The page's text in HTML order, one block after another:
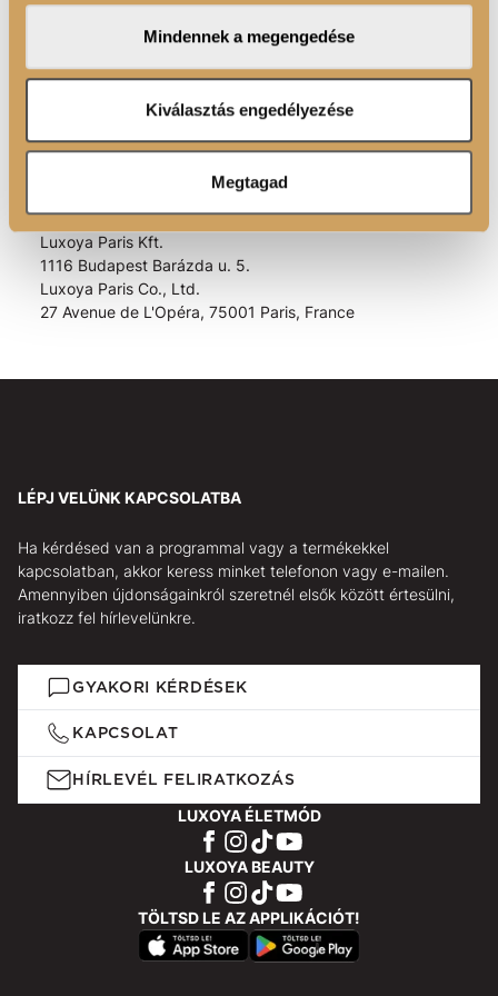
adatait, akik kombinálhatják az adatokat más olyan
adatokkal, amelyeket Ön adott meg számukra vagy az
Ön által használt más szolgáltatásokból gyűjtöttek.
Mindennek a megengedése
Kiválasztás engedélyezése
Megtagad
ÖSSZETEVŐK
személy:
Luxoya Paris Kft.
1116 Budapest Barázda u. 5.
Luxoya Paris Co., Ltd.
27 Avenue de L'Opéra, 75001 Paris, France
LÉPJ VELÜNK KAPCSOLATBA
Ha kérdésed van a programmal vagy a termékekkel
kapcsolatban, akkor keress minket telefonon vagy e-mailen.
Amennyiben újdonságainkról szeretnél elsők között értesülni,
iratkozz fel hírlevelünkre.
GYAKORI KÉRDÉSEK
KAPCSOLAT
HÍRLEVÉL FELIRATKOZÁS
LUXOYA ÉLETMÓD
LUXOYA BEAUTY
TÖLTSD LE AZ APPLIKÁCIÓT!